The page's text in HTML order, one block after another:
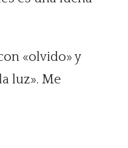
«olvido» y
luz». Me